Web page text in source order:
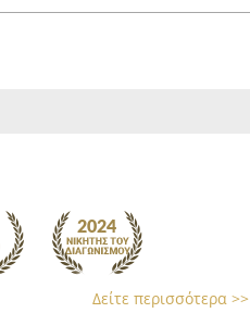
Δείτε περισσότερα >>